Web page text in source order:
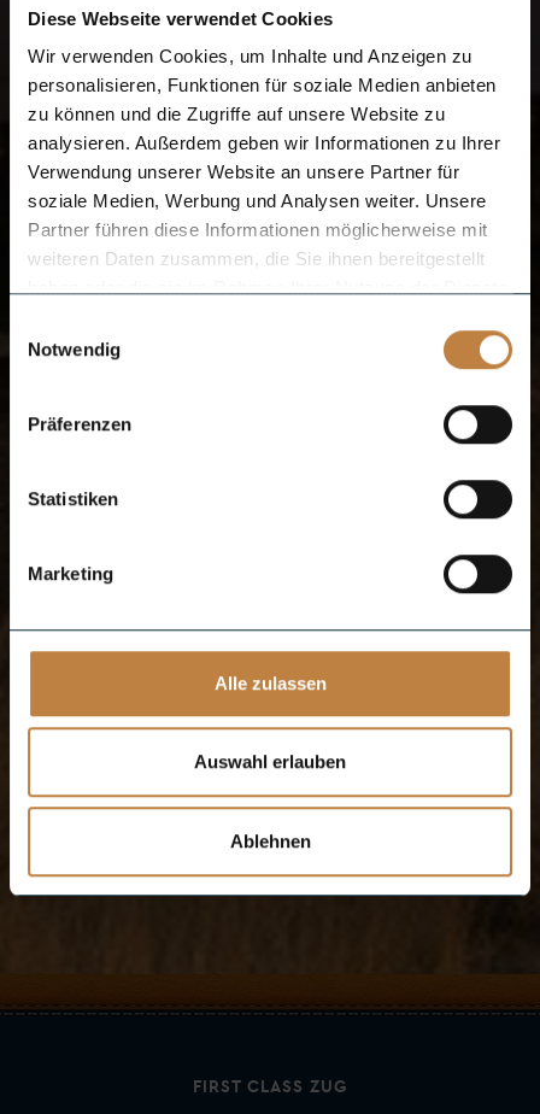
Diese Webseite verwendet Cookies
Wir verwenden Cookies, um Inhalte und Anzeigen zu
personalisieren, Funktionen für soziale Medien anbieten
zu können und die Zugriffe auf unsere Website zu
analysieren. Außerdem geben wir Informationen zu Ihrer
Verwendung unserer Website an unsere Partner für
soziale Medien, Werbung und Analysen weiter. Unsere
Partner führen diese Informationen möglicherweise mit
weiteren Daten zusammen, die Sie ihnen bereitgestellt
Notwendig
Präferenzen
Statistiken
Marketing
Alle zulassen
Auswahl erlauben
Ablehnen
FIRST CLASS ZUG